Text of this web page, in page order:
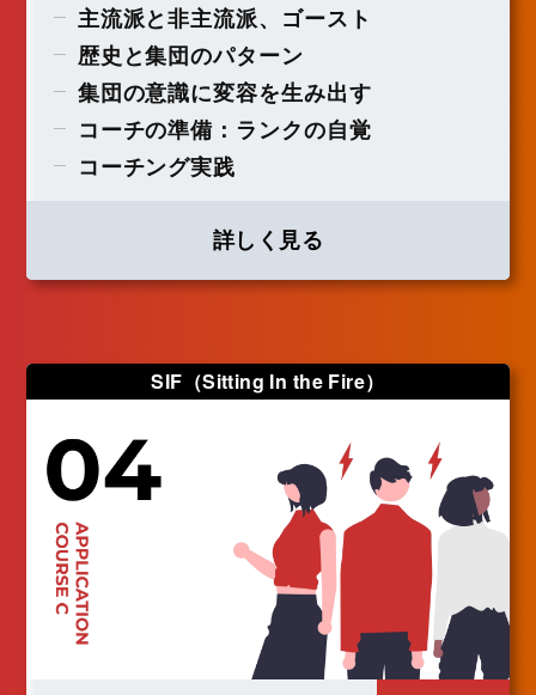
主流派と非主流派、ゴースト
歴史と集団のパターン
集団の意識に変容を生み出す
コーチの準備：ランクの自覚
コーチング実践
詳しく見る
SIF（Sitting In the Fire）